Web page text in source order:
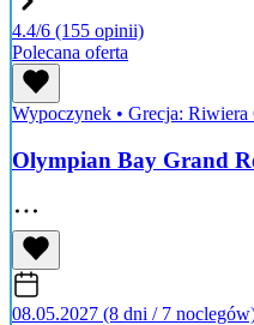
4.4/6 (155 opinii)
Polecana oferta
Wypoczynek • Grecja: Riwiera
Olympian Bay Grand
08.05.2027 (8 dni / 7